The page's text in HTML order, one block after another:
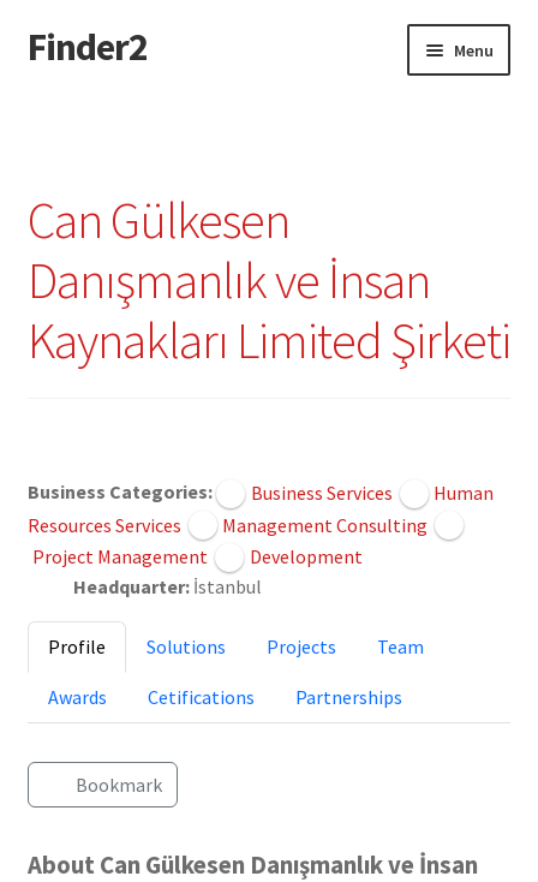
Skip
to
Skip
to
Finder2 Menu
Login or Register
Can Gülkesen
Danışmanlık ve İnsan
Kaynakları Limited Şirketi
Business Categories: Business Services
Human
Resources Services
Management Consulting
Project Management
Development
Headquarter: İstanbul
Profile Solutions Projects Team
Awards Cetifications Partnerships
Bookmark
About Can Gülkesen Danışmanlık ve İnsan